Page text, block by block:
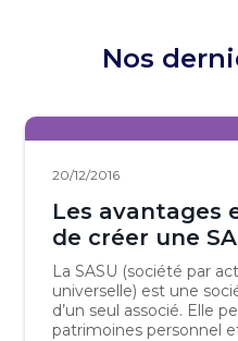
Nos
20/12/2016
Les avantages
de créer une
La SASU (société par
universelle) est une
d’un seul associé. Elle
patrimoines personnel